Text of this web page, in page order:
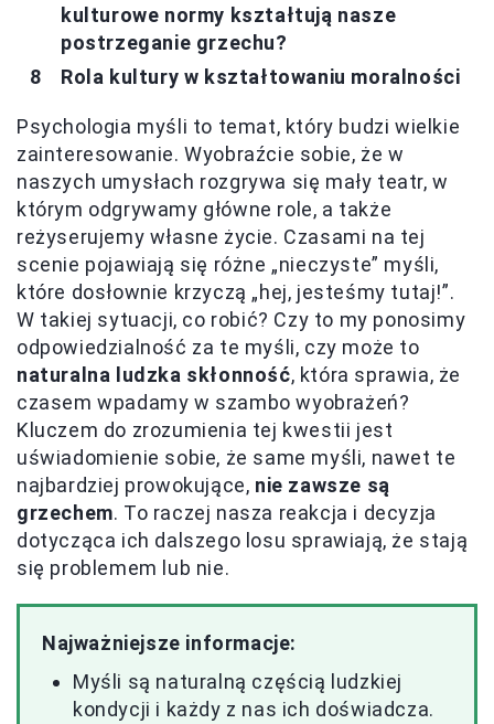
kulturowe normy kształtują nasze
postrzeganie grzechu?
Rola kultury w kształtowaniu moralności
Psychologia myśli to temat, który budzi wielkie
zainteresowanie. Wyobraźcie sobie, że w
naszych umysłach rozgrywa się mały teatr, w
którym odgrywamy główne role, a także
reżyserujemy własne życie. Czasami na tej
scenie pojawiają się różne „nieczyste” myśli,
które dosłownie krzyczą „hej, jesteśmy tutaj!”.
W takiej sytuacji, co robić? Czy to my ponosimy
odpowiedzialność za te myśli, czy może to
naturalna ludzka skłonność, która sprawia, że
czasem wpadamy w szambo wyobrażeń?
Kluczem do zrozumienia tej kwestii jest
uświadomienie sobie, że same myśli, nawet te
najbardziej prowokujące, nie zawsze są
grzechem. To raczej nasza reakcja i decyzja
dotycząca ich dalszego losu sprawiają, że stają
się problemem lub nie.
Najważniejsze informacje:
Myśli są naturalną częścią ludzkiej
kondycji i każdy z nas ich doświadcza.